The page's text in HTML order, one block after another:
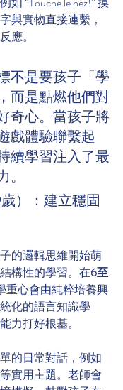
與實物直接連繫，
應。
不是要孩子「學
而是點燃他們對
奇心。當孩子將
戲體驗聯繫起
續學習注入了最
）：建立穩固
的邏輯思維開始萌
構性的學習。在6至
重心會由純粹培養興
化的語言知識學
力打好根基。
的日常對話，例如
實用主題。老師會